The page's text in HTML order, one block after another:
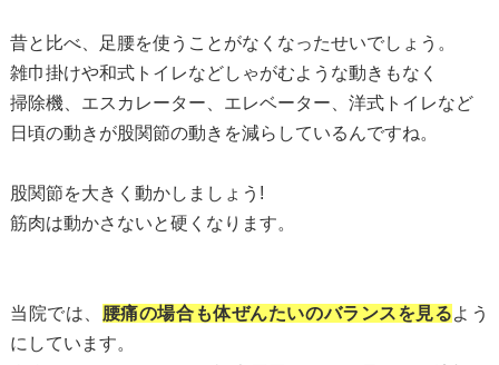
昔と比べ、足腰を使うことがなくなったせいでしょう。
雑巾掛けや和式トイレなどしゃがむような動きもなく
掃除機、エスカレーター、エレベーター、洋式トイレなど
日頃の動きが股関節の動きを減らしているんですね。
股関節を大きく動かしましょう!
筋肉は動かさないと硬くなります。
当院では、 腰痛の場合も体ぜんたいのバランスを見るよう
にしています。